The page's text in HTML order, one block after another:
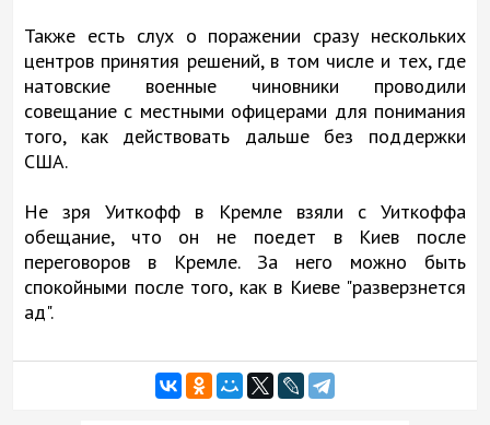
Также есть слух о поражении сразу нескольких
центров принятия решений, в том числе и тех, где
натовские военные чиновники проводили
совещание с местными офицерами для понимания
того, как действовать дальше без поддержки
США.
Не зря Уиткофф в Кремле взяли с Уиткоффа
обещание, что он не поедет в Киев после
переговоров в Кремле. За него можно быть
спокойными после того, как в Киеве "разверзнется
ад".